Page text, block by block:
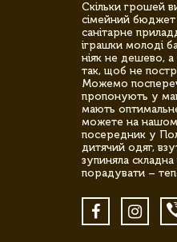
Скільки грошей
сімейний бюджет
санітарне
іграшки молоді
ніяк не дешево,
так, щоб не
Можемо
пропонують у
мають
можете на
посередник у
дитячий одяг,
зупиняла
порадувати –